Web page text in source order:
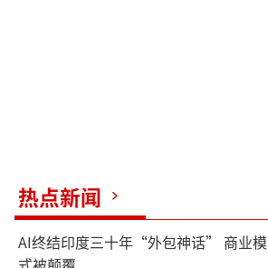
热点新闻
AI终结印度三十年“外包神话” 商业模